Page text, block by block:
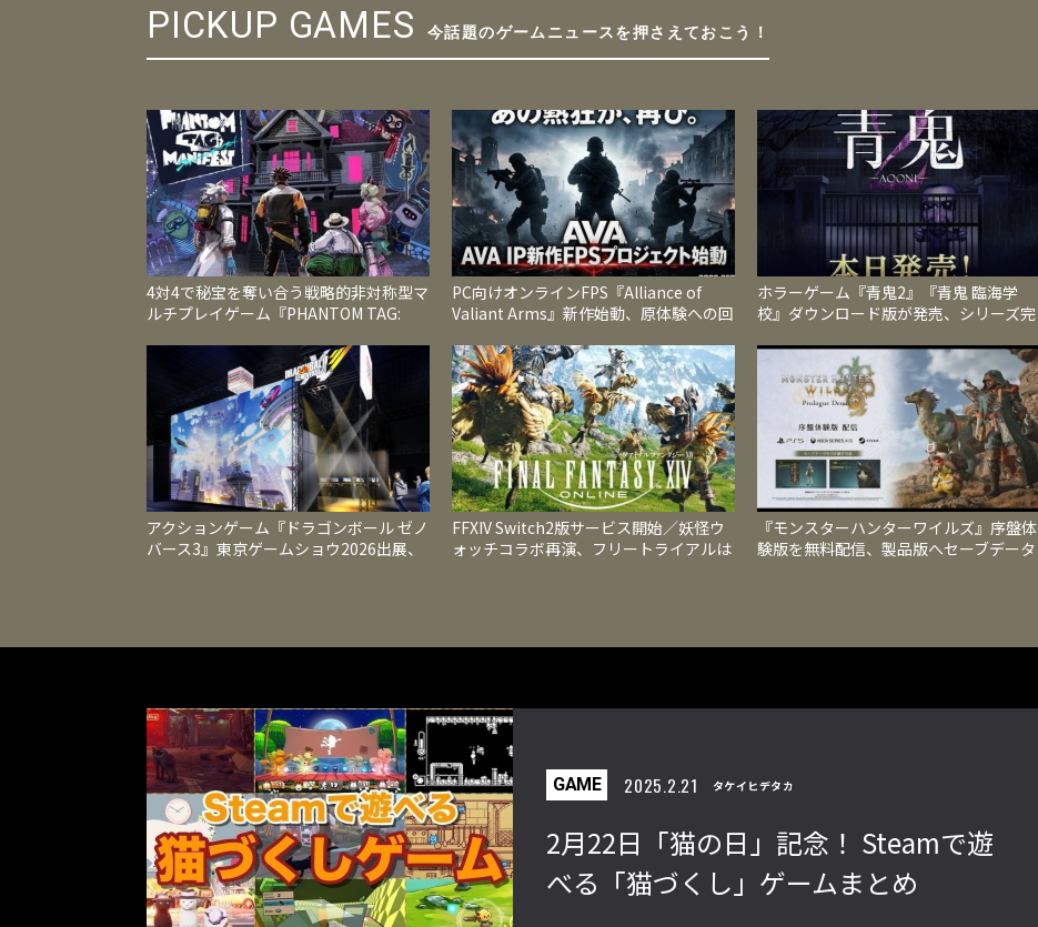
PICKUP GAMES 今話題のゲームニュースを押さえておこう！
4対4で秘宝を奪い合う戦略的非対称型マ
ルチプレイゲーム『PHANTOM TAG:
PC向けオンラインFPS『Alliance of
Valiant Arms』新作始動、原体験への回
ホラーゲーム『青鬼2』『青鬼 臨海学
校』ダウンロード版が発売、シリーズ完
アクションゲーム『ドラゴンボール ゼノ
バース3』東京ゲームショウ2026出展、
FFXIV Switch2版サービス開始／妖怪ウ
ォッチコラボ再演、フリートライアルは
『モンスターハンターワイルズ』序盤体
験版を無料配信、製品版へセーブデータ
GAME 2025.2.21 タケイヒデタカ
2月22日「猫の日」記念！ Steamで遊
べる「猫づくし」ゲームまとめ